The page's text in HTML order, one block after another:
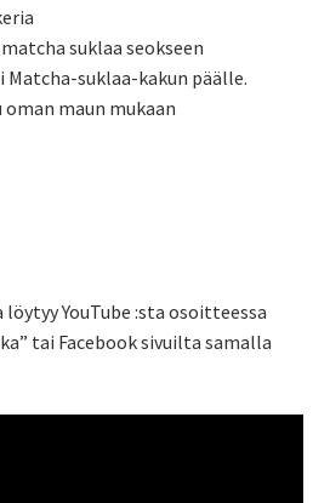
suklaa seokseen
suklaa-kakun päälle.
maun mukaan
YouTube :sta osoitteessa
tai Facebook sivuilta samalla